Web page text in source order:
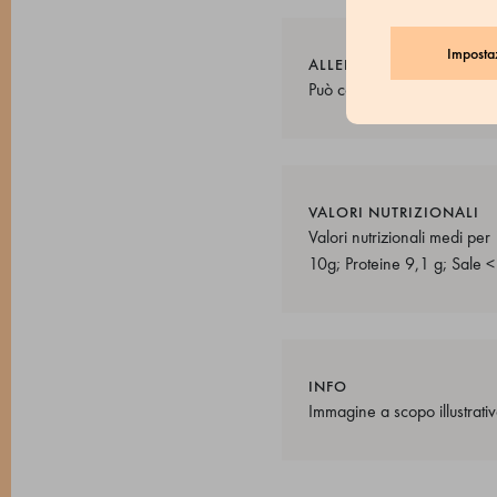
ALLERGENI
Può contenere tracce di
VALORI NUTRIZIONALI
Valori nutrizionali medi
10g; Proteine 9,1 g; Sale
INFO
Immagine a scopo